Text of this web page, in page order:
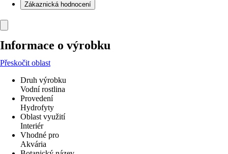
Zákaznická hodnocení
Informace o výrobku
Přeskočit oblast
Druh výrobku
Vodní rostlina
Provedení
Hydrofyty
Oblast využití
Interiér
Vhodné pro
Akvária